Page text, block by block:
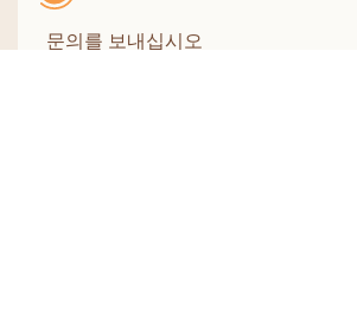
문의를 보내십시오